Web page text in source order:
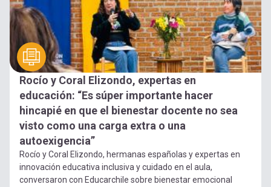
Rocío y Coral Elizondo, expertas en
educación: “Es súper importante hacer
hincapié en que el bienestar docente no sea
visto como una carga extra o una
autoexigencia”
Rocío y Coral Elizondo, hermanas españolas y expertas en
innovación educativa inclusiva y cuidado en el aula,
conversaron con Educarchile sobre bienestar emocional